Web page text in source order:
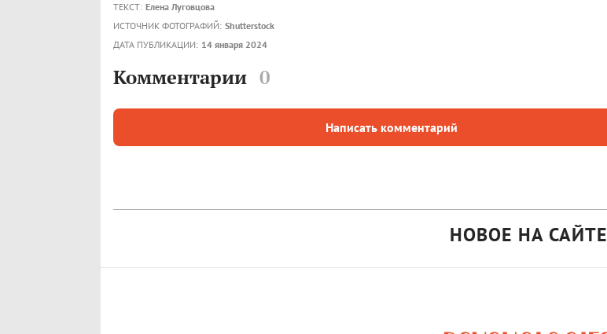
ТЕКСТ: Елена Луговцова
ИСТОЧНИК ФОТОГРАФИЙ: Shutterstock
ДАТА ПУБЛИКАЦИИ: 14 января 2024
Комментарии 0
Написать комментарий
НОВОЕ НА САЙТЕ